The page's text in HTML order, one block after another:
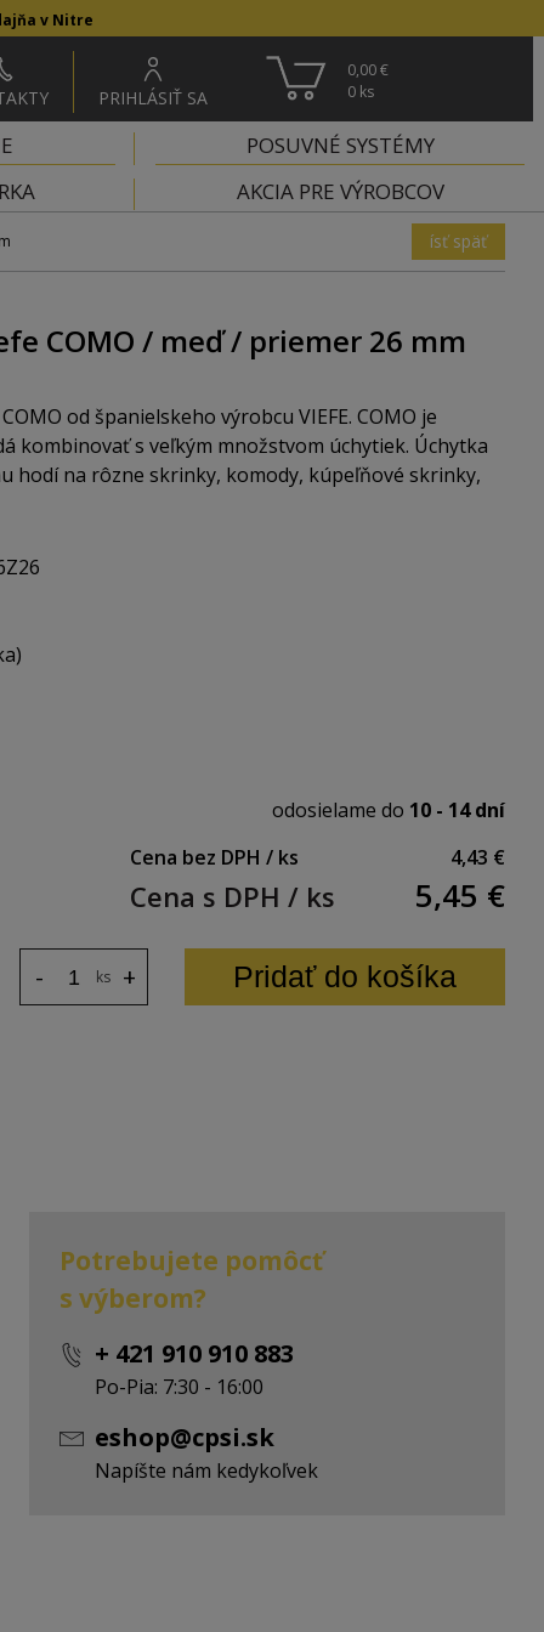
v Nitre
PRIHLÁSIŤ SA
0,00 €
0 ks
POSUVNÉ SYSTÉMY
AKCIA PRE VÝROBCOV
ísť späť
COMO / meď / priemer 26 mm
od španielskeho výrobcu VIEFE. COMO je
kombinovať s veľkým množstvom úchytiek. Úchytka
hodí na rôzne skrinky, komody, kúpeľňové skrinky,
odosielame do 10 - 14 dní
Cena bez DPH / ks
4,43 €
Cena s DPH / ks 5,45 €
ks +
- Pridať do košíka
Potrebujete pomôcť
s výberom?
+ 421 910 910 883
Po-Pia: 7:30 - 16:00
eshop@cpsi.sk
Napíšte nám kedykoľvek